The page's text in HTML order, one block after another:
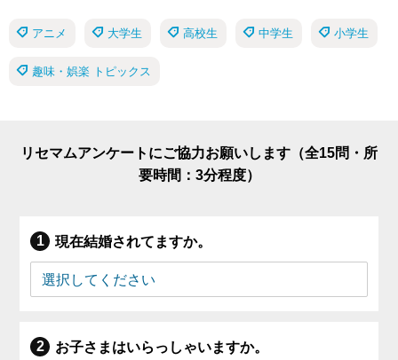
アニメ 大学生 高校生 中学生 小学生
趣味・娯楽 トピックス
リセマムアンケートにご協力お願いします（全15問・所
要時間：3分程度）
現在結婚されてますか。
お子さまはいらっしゃいますか。